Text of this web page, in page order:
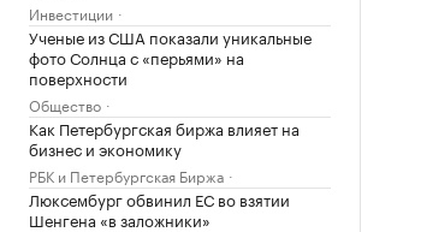
Инвестиции
Ученые из США показали уникальные
фото Солнца с «перьями» на
поверхности
Общество
Как Петербургская биржа влияет на
бизнес и экономику
РБК и Петербургская Биржа
Люксембург обвинил ЕС во взятии
Шенгена «в заложники»